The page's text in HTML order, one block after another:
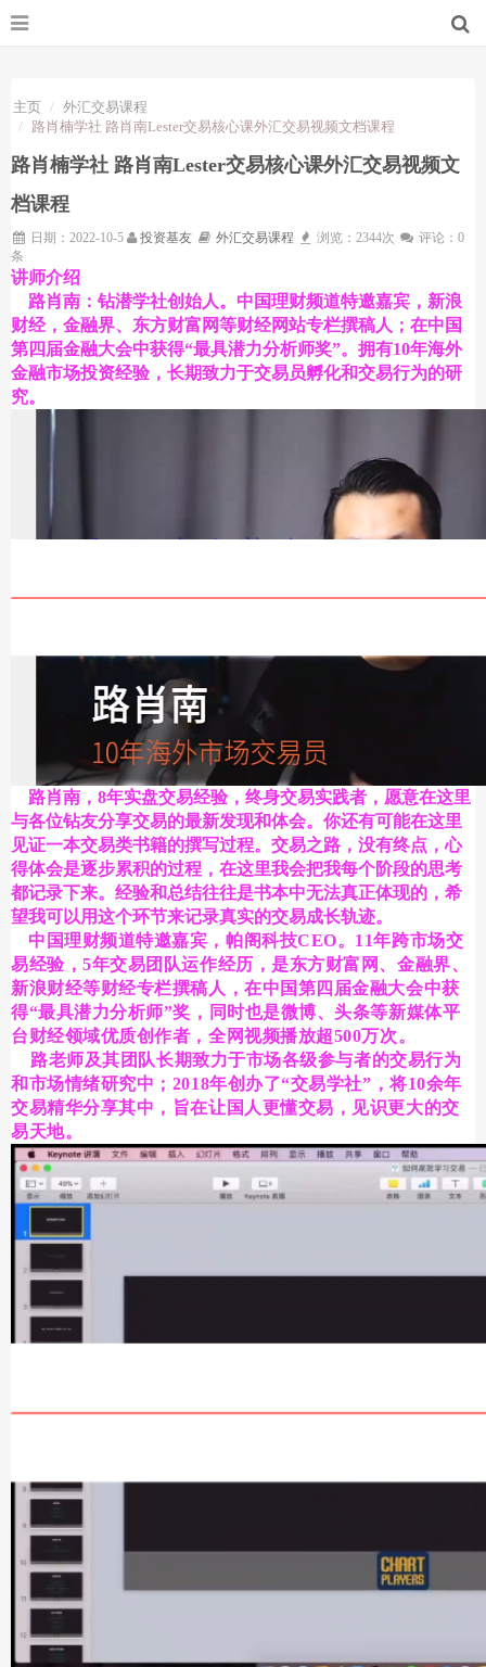
主页
外汇交易课程
路肖楠学社 路肖南Lester交易核心课外汇交易视频文档课程
路肖楠学社 路肖南Lester交易核心课外汇交易视频文
档课程
日期：2022-10-5 投资基友 外汇交易课程 浏览：2344次
评论：0
条
讲师介绍
路肖南：钻潜学社创始人。中国理财频道特邀嘉宾，新浪
财经，金融界、东方财富网等财经网站专栏撰稿人；在中国
第四届金融大会中获得“最具潜力分析师奖”。拥有10年海外
金融市场投资经验，长期致力于交易员孵化和交易行为的研
究。
路肖南，8年实盘交易经验，终身交易实践者，愿意在这里
与各位钻友分享交易的最新发现和体会。你还有可能在这里
见证一本交易类书籍的撰写过程。 交易之路，没有终点，心
得体会是逐步累积的过程，在这里我会把我每个阶段的思考
都记录下来。经验和总结往往是书本中无法真正体现的，希
望我可以用这个环节来记录真实的交易成长轨迹。
中国理财频道特邀嘉宾，帕阁科技CEO。11年跨市场交
易经验，5年交易团队运作经历，是东方财富网、金融界、
新浪财经等财经专栏撰稿人，在中国第四届金融大会中获
得“最具潜力分析师”奖，同时也是微博、头条等新媒体平
台财经领域优质创作者，全网视频播放超500万次。
路老师及其团队长期致力于市场各级参与者的交易行为
和市场情绪研究中；2018年创办了“交易学社”，将10余年
交易精华分享其中，旨在让国人更懂交易，见识更大的交
易天地。